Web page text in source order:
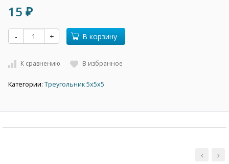
15 ₽
- + В корзину
К сравнению В избранное
Категории: Треугольник 5х5х5